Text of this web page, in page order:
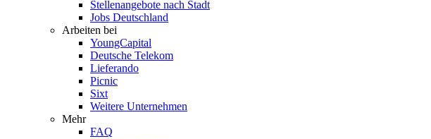
Stellenangebote nach Stadt
Jobs Deutschland
Arbeiten bei
YoungCapital
Deutsche Telekom
Lieferando
Picnic
Sixt
Weitere Unternehmen
Mehr
FAQ